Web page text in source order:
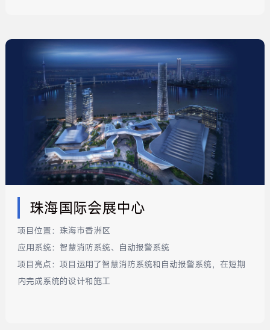
珠海国际会展中心
项目位置： 珠海市香洲区
应用系统： 智慧消防系统、自动报警系统
项目亮点： 项目运用了智慧消防系统和自动报警系统，在短期
内完成系统的设计和施工